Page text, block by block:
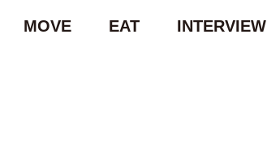
MOVE EAT INTERVIEW